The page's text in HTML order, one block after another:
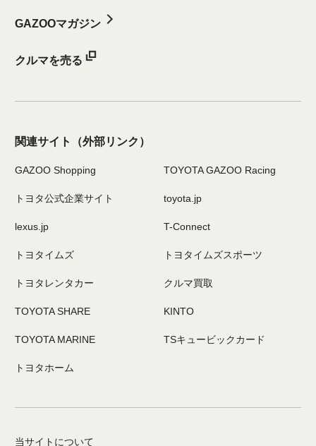
GAZOOマガジン
クルマを売る
関連サイト （外部リンク）
GAZOO Shopping TOYOTA GAZOO Racing
トヨタ公式企業サイト toyota.jp
lexus.jp T-Connect
トヨタイムズ トヨタイムズスポーツ
トヨタレンタカー クルマ買取
TOYOTA SHARE KINTO
TOYOTA MARINE TSキュービックカード
トヨタホーム
当サイトについて